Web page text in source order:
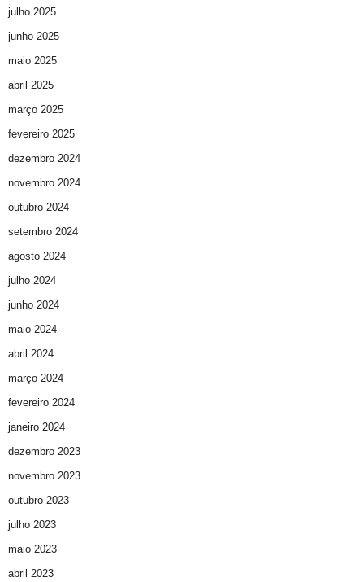
julho 2025
junho 2025
maio 2025
abril 2025
março 2025
fevereiro 2025
dezembro 2024
novembro 2024
outubro 2024
setembro 2024
agosto 2024
julho 2024
junho 2024
maio 2024
abril 2024
março 2024
fevereiro 2024
janeiro 2024
dezembro 2023
novembro 2023
outubro 2023
julho 2023
maio 2023
abril 2023